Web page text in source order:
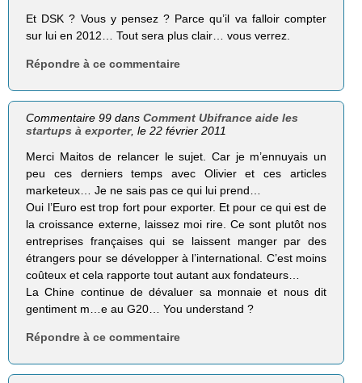
Et DSK ? Vous y pensez ? Parce qu’il va falloir compter
sur lui en 2012… Tout sera plus clair… vous verrez.
Répondre à ce commentaire
Commentaire 99 dansComment Ubifrance aide les
startups à exporter, le 22 février 2011
Merci Maitos de relancer le sujet. Car je m’ennuyais un
peu ces derniers temps avec Olivier et ces articles
marketeux… Je ne sais pas ce qui lui prend…
Oui l’Euro est trop fort pour exporter. Et pour ce qui est de
la croissance externe, laissez moi rire. Ce sont plutôt nos
entreprises françaises qui se laissent manger par des
étrangers pour se développer à l’international. C’est moins
coûteux et cela rapporte tout autant aux fondateurs…
La Chine continue de dévaluer sa monnaie et nous dit
gentiment m…e au G20… You understand ?
Répondre à ce commentaire